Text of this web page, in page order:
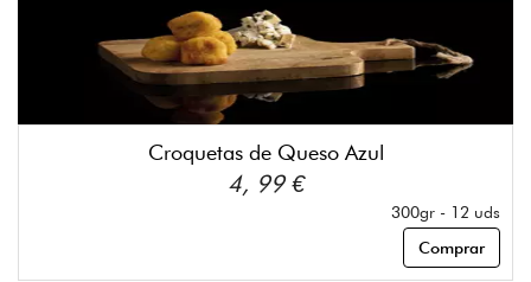
Croquetas de Queso Azul
4, 99 €
300gr - 12 uds
Comprar